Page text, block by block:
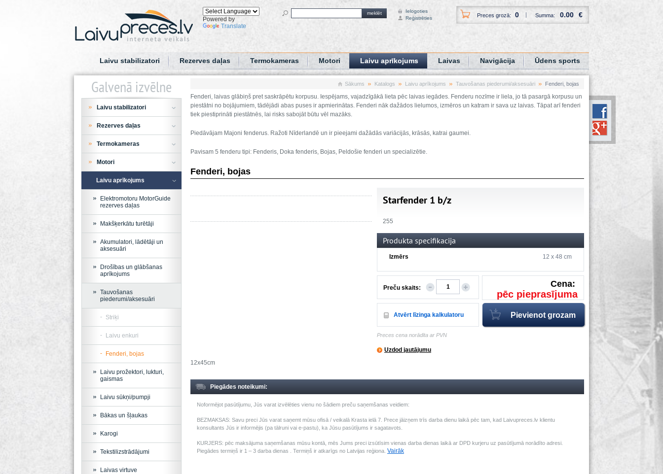
Powered by
Translate
meklēt
Ielogoties
Reģistrēties
Preces grozā: 0 Summa: 0.00 €
Laivu stabilizatori Rezerves daļas Termokameras Motori Laivu aprīkojums Laivas Navigācija Ūdens sports
Sākums Katalogs Laivu aprīkojums Tauvošanas piederumi/aksesuāri Fenderi, bojas
Fenderi, laivas glābiņš pret saskrāpētu korpusu. Iespējams, vajadzīgākā lieta pēc laivas iegādes. Fenderu nozīme ir liela, jo tā pasargā korpusu un
piestātni no bojājumiem, tādējādi abas puses ir apmierinātas. Fenderi nāk dažādos lielumos, izmēros un katram ir sava uz laivas. Tāpat arī fenderi
tiek piestiprināti piestātnēs, lai risks sabojāt būtu vēl mazāks.
Piedāvājam Majoni fenderus. Ražoti Nīderlandē un ir pieejami dažādās variācijās, krāsās, katrai gaumei.
Pavisam 5 fenderu tipi: Fenderis, Doka fenderis, Bojas, Peldošie fenderi un specializētie.
Fenderi, bojas
Starfender 1 b/z
255
Produkta specifikacija
Izmērs 12 x 48 cm
Preču skaits: Cena:
pēc pieprasījuma
Atvērt līzinga kalkulatoru
Preces cena norādīta ar PVN
Uzdod jautājumu
12x45cm
Piegādes noteikumi:
Noformējot pasūtījumu, Jūs varat izvēlēties vienu no šādiem preču saņemšanas veidiem:
BEZMAKSAS: Savu preci Jūs varat saņemt mūsu ofisā / veikalā Krasta ielā 7. Prece jāizņem trīs darba dienu laikā pēc tam, kad Laivupreces.lv klientu
konsultants Jūs ir informējis (pa tālruni vai e-pastu), ka Jūsu pasūtījums ir sagatavots.
KURJERS: pēc maksājuma saņemšanas mūsu kontā, mēs Jums preci izsūtīsim vienas darba dienas laikā ar DPD kurjeru uz pasūtījumā norādīto adresi.
Piegādes termiņš ir 1 – 3 darba dienas . Termiņš ir atkarīgs no Latvijas reģiona. Vairāk
Galvenā izvēlne
Laivu stabilizatori
Rezerves daļas
Termokameras
Motori
Laivu aprīkojums
Elektromotoru MotorGuide
rezerves daļas
Makšķerkātu turētāji
Akumulatori, lādētāji un
aksesuāri
Drošības un glābšanas
aprīkojums
Tauvošanas
piederumi/aksesuāri
Striķi
Laivu enkuri
Fenderi, bojas
Laivu prožektori, lukturi,
gaismas
Laivu sūkņi/pumpji
Bākas un šļaukas
Karogi
Tekstilizstrādājumi
Laivas virtuve